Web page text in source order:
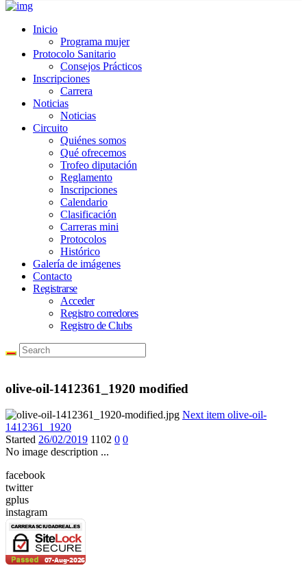
Inicio
Programa mujer
Protocolo Sanitario
Consejos Prácticos
Inscripciones
Carrera
Noticias
Noticias
Circuito
Quiénes somos
Qué ofrecemos
Trofeo diputación
Reglamento
Inscripciones
Calendario
Clasificación
Carreras mini
Protocolos
Histórico
Galería de imágenes
Contacto
Registrarse
Acceder
Registro corredores
Registro de Clubs
olive-oil-1412361_1920 modified
Next item olive-oil-
1412361_1920
Started 26/02/2019 1102 0 0
No image description ...
facebook
twitter
gplus
instagram